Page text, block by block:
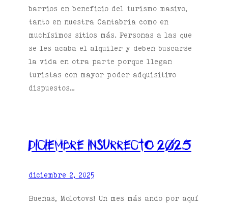
barrios en beneficio del turismo masivo,
tanto en nuestra Cantabria como en
muchísimos sitios más. Personas a las que
se les acaba el alquiler y deben buscarse
la vida en otra parte porque llegan
turistas con mayor poder adquisitivo
dispuestos…
Diciembre insurrecto 2025
diciembre 2, 2025
Buenas, Molotovs! Un mes más ando por aquí